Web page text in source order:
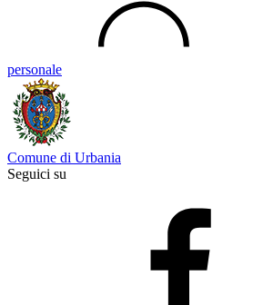
personale
Comune di Urbania
Seguici su